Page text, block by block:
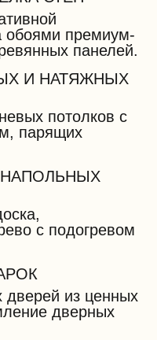
обоями премиум-
панелей.
И НАТЯЖНЫХ
потолков с
парящих
с подогревом
дверей из ценных
дверных